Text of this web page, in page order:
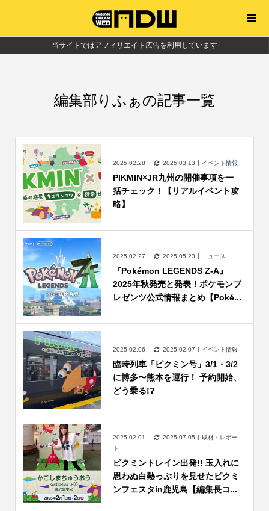
当サイトではアフィリエイト広告を利用しています
編集部りふぁの記事一覧
2025.02.28 2025.03.13 イベント情報
PIKMIN×JR九州の開催事項を一
括チェック！【リアルイベント攻
略】
2025.02.27 2025.05.23 ニュース
『Pokémon LEGENDS Z-A』
2025年秋発売と発表！ポケモンプ
レゼンツ公式情報まとめ【Poké...
2025.02.06 2025.02.07 イベント情報
臨時列車「ピクミン号」3/1・3/2
に博多〜熊本を運行！ 予約開始、
どう乗る!?
2025.02.01 2025.07.05
取材・レポー
ト
ピクミントレイン出発!! 玉入れに
思わぬ白熱っぷりを見せたピクミ
ンフェスタin鹿児島【編集長コ...